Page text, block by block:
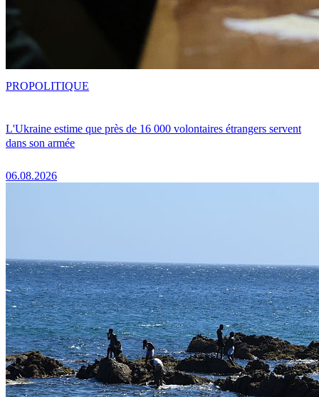
L'Ukraine estime que près de 16 000 volontaires étrangers servent
dans son armée
06.08.2026
PROPOLITIQUE